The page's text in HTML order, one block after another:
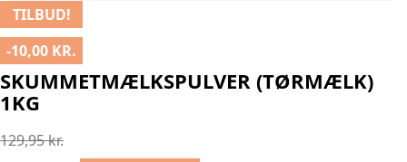
TILBUD!
-10,00 KR.
SKUMMETMÆLKSPULVER (TØRMÆLK)
1KG
129,95 kr.